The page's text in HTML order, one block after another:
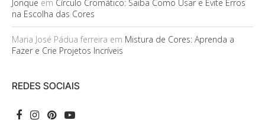
Jonque em Círculo Cromático: Saiba Como Usar e Evite Erros
na Escolha das Cores
Maria José Pádua ferreira em Mistura de Cores: Aprenda a
Fazer e Crie Projetos Incríveis
REDES SOCIAIS